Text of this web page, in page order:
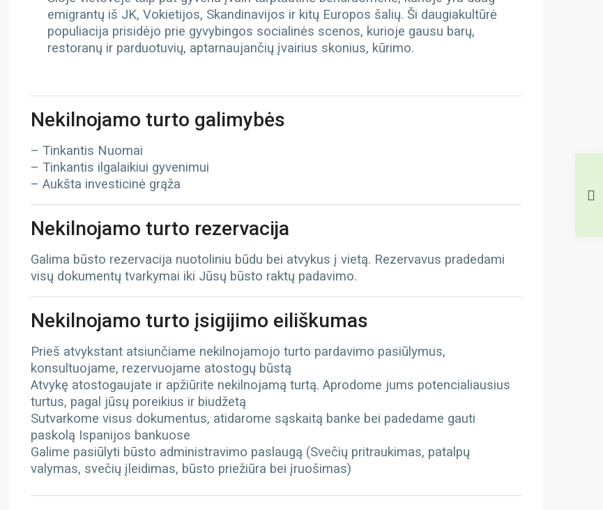
emigrantų iš JK, Vokietijos, Skandinavijos ir kitų Europos šalių. Ši daugiakultūrė
populiacija prisidėjo prie gyvybingos socialinės scenos, kurioje gausu barų,
restoranų ir parduotuvių, aptarnaujančių įvairius skonius, kūrimo.
Nekilnojamo turto galimybės
– Tinkantis Nuomai
– Tinkantis ilgalaikiui gyvenimui
– Aukšta investicinė grąža
Nekilnojamo turto rezervacija
Galima būsto rezervacija nuotoliniu būdu bei atvykus į vietą. Rezervavus pradedami
visų dokumentų tvarkymai iki Jūsų būsto raktų padavimo.
Nekilnojamo turto įsigijimo eiliškumas
Prieš atvykstant atsiunčiame nekilnojamojo turto pardavimo pasiūlymus,
konsultuojame, rezervuojame atostogų būstą
Atvykę atostogaujate ir apžiūrite nekilnojamą turtą. Aprodome jums potencialiausius
turtus, pagal jūsų poreikius ir biudžetą
Sutvarkome visus dokumentus, atidarome sąskaitą banke bei padedame gauti
paskolą Ispanijos bankuose
Galime pasiūlyti būsto administravimo paslaugą (Svečių pritraukimas, patalpų
valymas, svečių įleidimas, būsto priežiūra bei įruošimas)